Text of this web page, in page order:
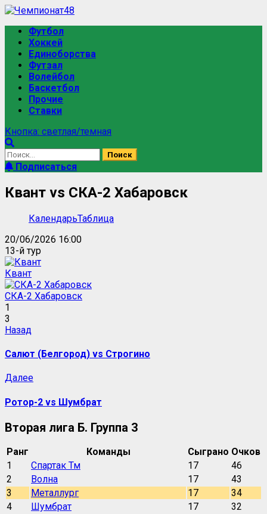
Перейти
содержимому
Основное
меню
Футбол
Хоккей
Единоборства
Футзал
Волейбол
Баскетбол
Прочие
Ставки
Кнопка: светлая/темная
Найти:
Подписаться
Квант vs СКА-2 Хабаровск
КалендарьТаблица
20/06/2026 16:00
13-й тур
Квант
СКА-2 Хабаровск
1
3
Навигация
записи
Назад
Салют (Белгород) vs Строгино
ДалееСледующая
Ротор-2 vs Шумбрат
Вторая лига Б. Группа 3
Ранг Команды Сыграно Очков
1
Спартак Тм 17
46
2
Волна 17
43
3
Металлург 17
34
4
Шумбрат 17
32